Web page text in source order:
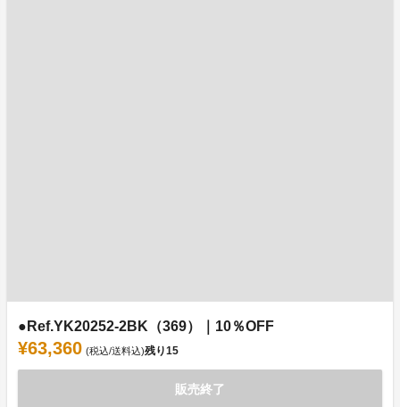
●Ref.YK20252-2BK（369）｜10％OFF
¥63,360 (税込/送料込)残り15
販売終了